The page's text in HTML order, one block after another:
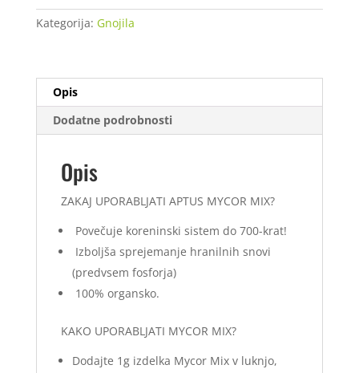
g
količina
Kategorija: Gnojila
Opis
Dodatne podrobnosti
Opis
ZAKAJ UPORABLJATI APTUS MYCOR MIX?
Povečuje koreninski sistem do 700-krat!
Izboljša sprejemanje hranilnih snovi
(predvsem fosforja)
100% organsko.
KAKO UPORABLJATI MYCOR MIX?
Dodajte 1g izdelka Mycor Mix v luknjo,